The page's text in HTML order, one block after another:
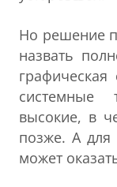
Но решение
назвать
системные
высокие, в
позже. А для
может